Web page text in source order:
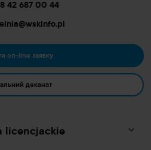
42 687 00 44
on-line заявку
деканат
licencjackie